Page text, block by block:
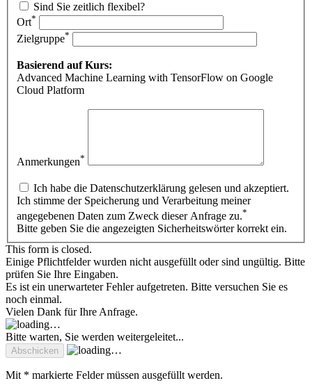
Sind Sie zeitlich flexibel?
Ort*
Zielgruppe*
Basierend auf Kurs:
Advanced Machine Learning with TensorFlow on Google
Cloud Platform
Anmerkungen*
Ich habe die Datenschutzerklärung gelesen und akzeptiert.
Ich stimme der Speicherung und Verarbeitung meiner
angegebenen Daten zum Zweck dieser Anfrage zu.*
Bitte geben Sie die angezeigten Sicherheitswörter korrekt ein.
This form is closed.
Einige Pflichtfelder wurden nicht ausgefüllt oder sind ungültig. Bitte
prüfen Sie Ihre Eingaben.
Es ist ein unerwarteter Fehler aufgetreten. Bitte versuchen Sie es
noch einmal.
Vielen Dank für Ihre Anfrage.
Bitte warten, Sie werden weitergeleitet...
Mit * markierte Felder müssen ausgefüllt werden.